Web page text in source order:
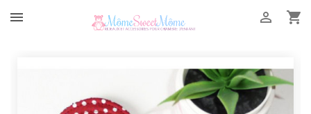
 
